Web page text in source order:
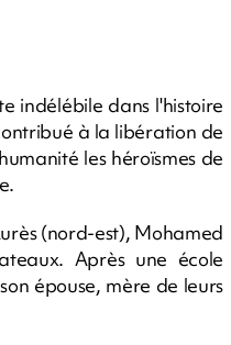
indélébile dans l'histoire
à la libération de
les héroïsmes de
(nord-est), Mohamed
Après une école
épouse, mère de leurs